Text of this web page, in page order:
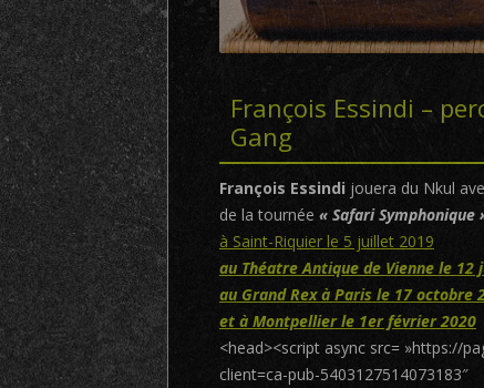
François Essindi –
Gang
François Essindijouera du Nkul
de la tournée « Safari Symphonique
à Saint-Riquier le 5 juillet 2019
au Théatre Antique de Vienne le 12
au Grand Rex à Paris le 17 octobre
et à Montpellier le 1er février 2020
<head><script async src= »https://
client=ca-pub-5403127514073183″